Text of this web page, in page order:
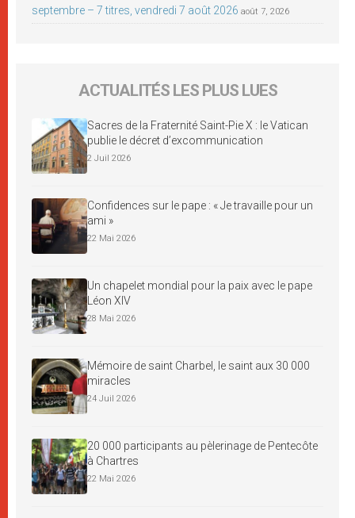
septembre – 7 titres, vendredi 7 août 2026 août 7, 2026
ACTUALITÉS LES PLUS LUES
Sacres de la Fraternité Saint-Pie X : le Vatican
publie le décret d’excommunication
2 Juil 2026
Confidences sur le pape : « Je travaille pour un
ami »
22 Mai 2026
Un chapelet mondial pour la paix avec le pape
Léon XIV
28 Mai 2026
Mémoire de saint Charbel, le saint aux 30 000
miracles
24 Juil 2026
20 000 participants au pèlerinage de Pentecôte
à Chartres
22 Mai 2026